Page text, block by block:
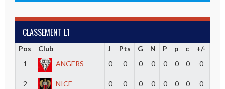
CLASSEMENT L1
Pos Club J Pts G N P p c
+/-
1
ANGERS 0 0 0 0 0 0 0 0
2 NICE 0 0 0 0 0 0 0 0